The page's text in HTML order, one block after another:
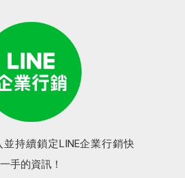
持續鎖定LINE企業行銷快
手的資訊！